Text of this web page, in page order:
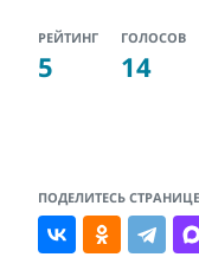
РЕЙТИНГ
5
ГОЛОСОВ
14
ПОДЕЛИТЕСЬ